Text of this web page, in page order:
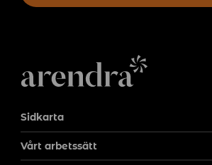
Sidkarta
Vårt arbetssätt